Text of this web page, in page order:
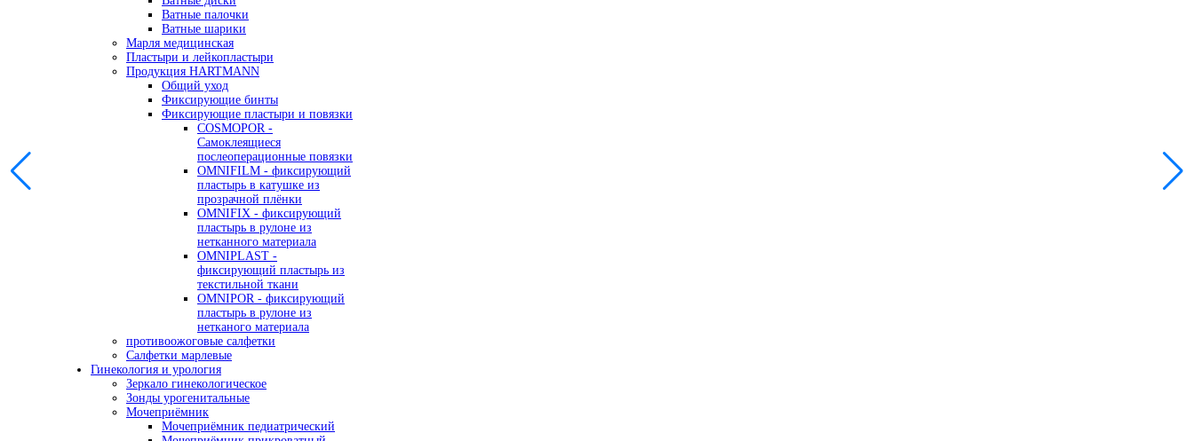
Ватные палочки
Ватные шарики
Марля медицинская
Пластыри и лейкопластыри
Продукция HARTMANN
Общий уход
Фиксирующие бинты
Фиксирующие пластыри и повязки
COSMOPOR -
Самоклеящиеся
послеоперационные повязки
OMNIFILM - фиксирующий
пластырь в катушке из
прозрачной плёнки
OMNIFIX - фиксирующий
пластырь в рулоне из
нетканного материала
OMNIPLAST -
фиксирующий пластырь из
текстильной ткани
OMNIPOR - фиксирующий
пластырь в рулоне из
нетканого материала
противоожоговые салфетки
Салфетки марлевые
Гинекология и урология
Зеркало гинекологическое
Зонды урогенитальные
Мочеприёмник
Мочеприёмник педиатрический